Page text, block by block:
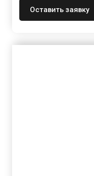
Оставить заявку